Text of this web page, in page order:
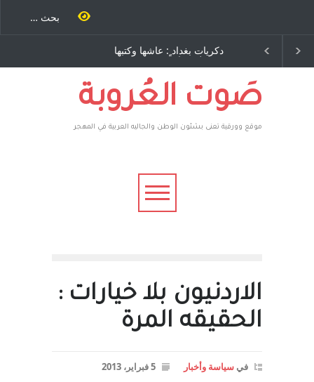
الاستيطان ومسلسل الخداع
المستمر - قلم : راسم عبيدات
ٍ: عاشها وكتبها
المتحدة الامريكية
صَوت العُروبة
موقع وورقية تعنى بشئون الوطن والجاليه العربية في المهجر
الاردنيون بلا خيارات :
الحقيقه المرة
في سياسة وأخبار 5 فبراير، 2013